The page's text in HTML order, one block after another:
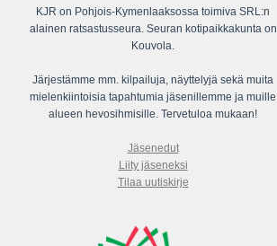
KJR on Pohjois-Kymenlaaksossa toimiva SRL:n
alainen ratsastusseura. Seuran kotipaikkakunta on
Kouvola.
Järjestämme mm. kilpailuja, näyttelyjä sekä muita
mielenkiintoisia tapahtumia jäsenillemme ja muille
alueen hevosihmisille. Tervetuloa mukaan!
Jäsenedut
Liity jäseneksi
Tilaa uutiskirje